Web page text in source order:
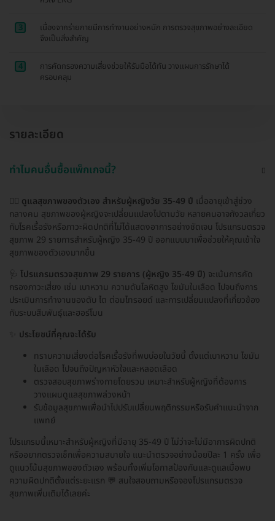
3
เนื่องจากร่ายกายมีการทำงานอย่างหนัก การตรวจสุขภาพอย่างละเอียด
จึงเป็นสิ่งสำคัญ
4
การคัดกรองความเสี่ยงช่วยให้รับมือได้ทัน วางเเผนการรักษาได้
ครอบคลุม
รายละเอียด
ทำไมคนอื่นซื้อแพ็กเกจนี้?
👩‍⚕️ ดูแลสุขภาพของตัวเอง สำหรับผู้หญิงวัย 35-49 ปี เมื่ออายุเข้าสู่ช่วง
กลางคน สุขภาพของผู้หญิงจะเปลี่ยนแปลงไปตามวัย หลายคนอาจกังวลเกี่ยว
กับโรคเรื้อรังหรือภาวะผิดปกติที่ไม่ได้แสดงอาการอย่างชัดเจน โปรแกรมตรวจ
สุขภาพ 29 รายการสำหรับผู้หญิง 35-49 ปี ออกแบบมาเพื่อช่วยให้คุณเข้าใจ
สุขภาพของตัวเองมากขึ้น
🩺 โปรแกรมตรวจสุขภาพ 29 รายการ (ผู้หญิง 35-49 ปี) จะเน้นการคัด
กรองภาวะเสี่ยง เช่น เบาหวาน ความดันโลหิตสูง ไขมันในเลือด ไปจนถึงการ
ประเมินการทำงานของตับ ไต ต่อมไทรอยด์ และการเปลี่ยนแปลงที่เกี่ยวข้อง
กับระบบสืบพันธุ์และฮอร์โมน
ประโยชน์ที่คุณจะได้รับ
ทราบความเสี่ยงต่อโรคเรื้อรังที่พบบ่อยในวัยนี้ ตั้งแต่เบาหวาน ไขมัน
ในเลือด ไปจนถึงปัญหาหัวใจและหลอดเลือด
ตรวจสอบสุขภาพร่างกายโดยรวม เหมาะสำหรับผู้หญิงที่ต้องการ
วางแผนดูแลสุขภาพล่วงหน้า
รับข้อมูลสุขภาพเพื่อนำไปปรับเปลี่ยนพฤติกรรมหรือรับคำแนะนำจาก
แพทย์
โปรแกรมนี้เหมาะสำหรับผู้หญิงที่มีอายุ 35-49 ปี ไม่ว่าจะไม่มีอาการผิดปกติ
หรืออยากตรวจเช็กเพื่อความสบายใจ แนะนำตรวจอย่างน้อยปีละ 1 ครั้ง เพื่อ
ดูแนวโน้มสุขภาพของตัวเอง พร้อมทั้งเพิ่มโอกาสป้องกันและดูแลเมื่อพบ
ความผิดปกติตั้งแต่ระยะแรก 💬 สนใจสอบถามหรือจองโปรแกรมตรวจ
สุขภาพเพิ่มเติมได้เลยค่ะ